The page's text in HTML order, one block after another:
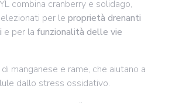
combina cranberry e solidago,
per le proprietà drenanti
e per la funzionalità delle vie
manganese e rame, che aiutano a
dallo stress ossidativo.